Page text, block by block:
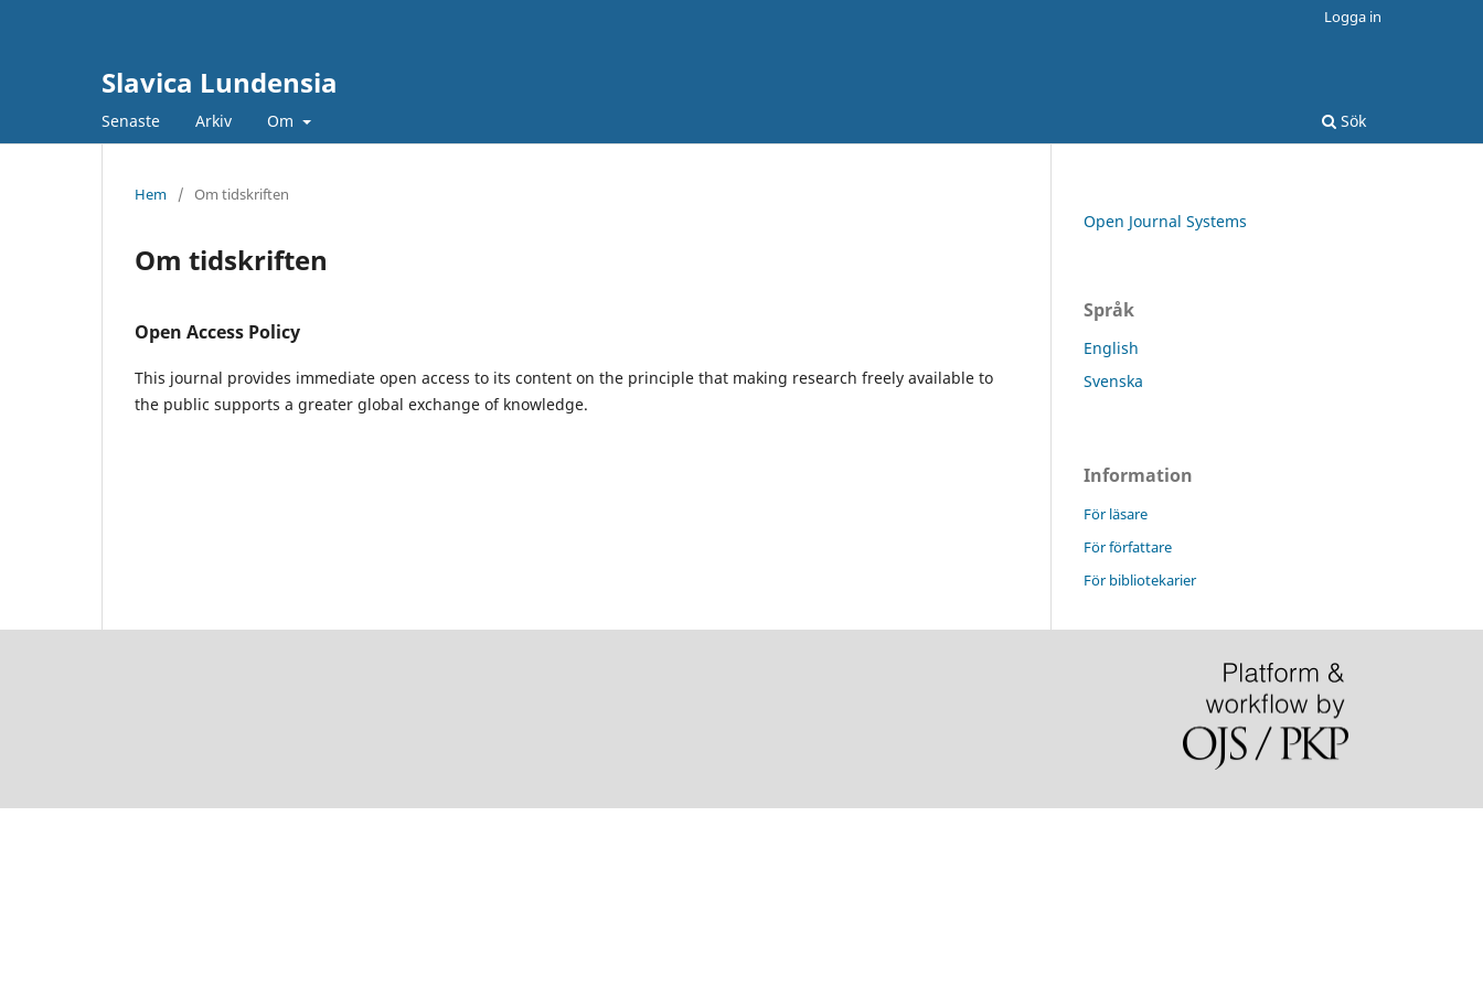
Slavica Lundensia
Senaste Arkiv Om Sök
Logga in
Hem / Om tidskriften
Om tidskriften
Open Access Policy
This journal provides immediate open access to its content on the principle that making research freely available to
the public supports a greater global exchange of knowledge.
Open Journal Systems
Språk
English
Svenska
Information
För läsare
För författare
För bibliotekarier